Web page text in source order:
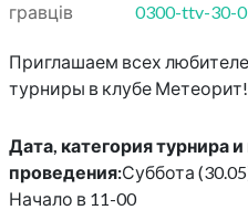
гравців
0300-ttv-30-
Приглашаем всех
турниры в клубе Метеорит!
Дата, категория турнира
проведения:Суббота
Начало в 11-00